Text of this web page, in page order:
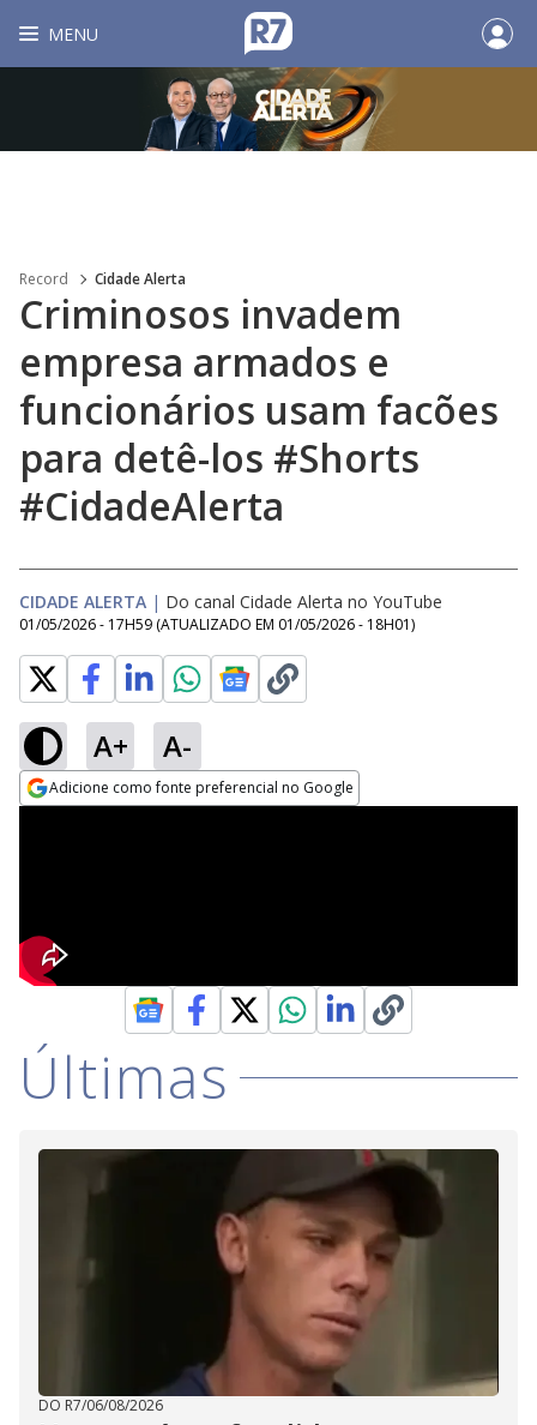
MENU
Record Cidade Alerta
Criminosos invadem
empresa armados e
funcionários usam facões
para detê-los #Shorts
#CidadeAlerta
CIDADE ALERTA | Do canal Cidade Alerta no YouTube
01/05/2026 - 17H59 (ATUALIZADO EM 01/05/2026 - 18H01)
A+ A-
Adicione como fonte preferencial no Google
Últimas
DO R7/06/08/2026